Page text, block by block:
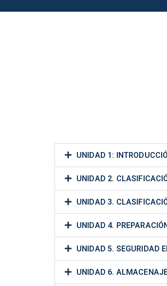
UNIDAD 1:
UNIDAD 2.
UNIDAD 3.
UNIDAD 4.
UNIDAD 5. SEGURIDAD
UNIDAD 6.